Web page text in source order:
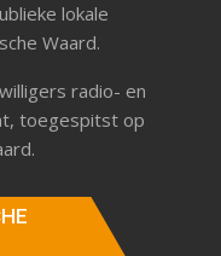
lokale
Waard.
radio- en
toegespitst op